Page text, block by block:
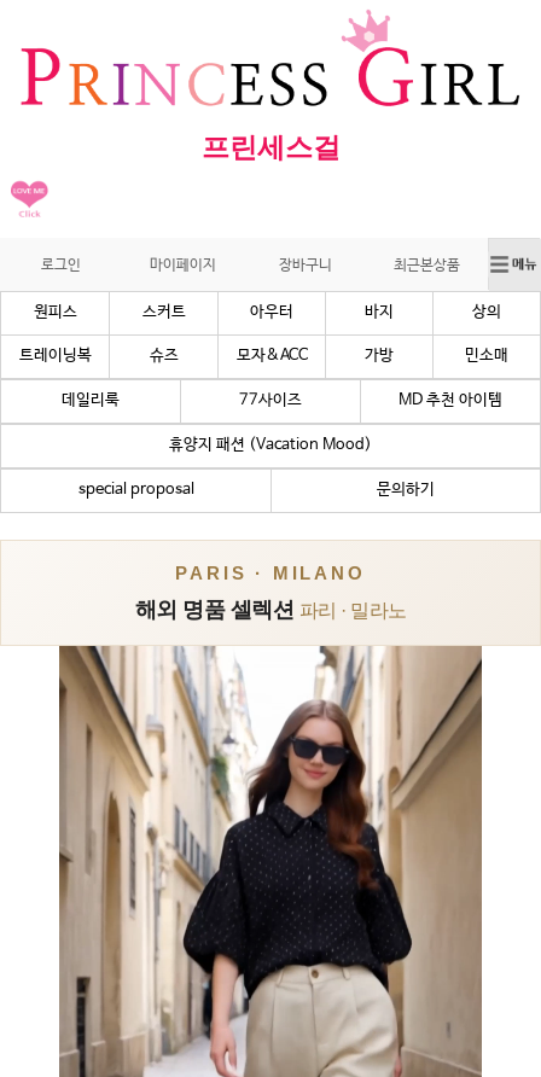
프린세스걸
로그인 마이페이지 장바구니 최근본상품
원피스 스커트 아우터 바지 상의
트레이닝복 슈즈 모자&ACC 가방 민소매
데일리룩 77사이즈 MD 추천 아이템
휴양지 패션 (Vacation Mood)
special proposal 문의하기
PARIS · MILANO
해외 명품 셀렉션 파리 · 밀라노